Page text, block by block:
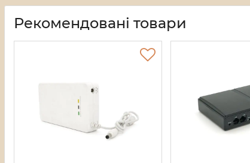
Рекомендовані товари